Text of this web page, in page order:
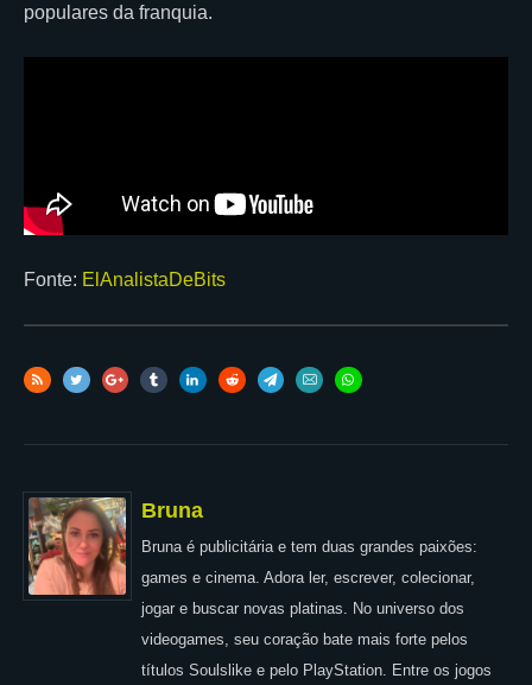
populares da franquia.
Fonte: ElAnalistaDeBits
Bruna
Bruna é publicitária e tem duas grandes paixões:
games e cinema. Adora ler, escrever, colecionar,
jogar e buscar novas platinas. No universo dos
videogames, seu coração bate mais forte pelos
títulos Soulslike e pelo PlayStation. Entre os jogos